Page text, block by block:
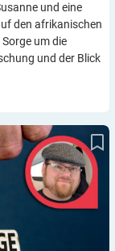
und eine
den afrikanischen
um die
und der Blick
bei Typ-2-